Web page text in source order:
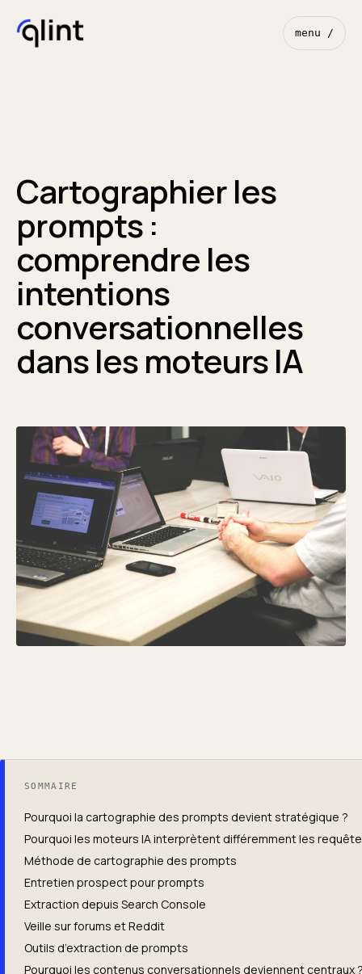
menu /
Cartographier les
prompts :
comprendre les
intentions
conversationnelles
dans les moteurs IA
SOMMAIRE
Pourquoi la cartographie des prompts devient stratégique ?
Pourquoi les moteurs IA interprètent différemment les
Méthode de cartographie des prompts
Entretien prospect pour prompts
Extraction depuis Search Console
Veille sur forums et Reddit
Outils d’extraction de prompts
Pourquoi les contenus conversationnels deviennent centraux